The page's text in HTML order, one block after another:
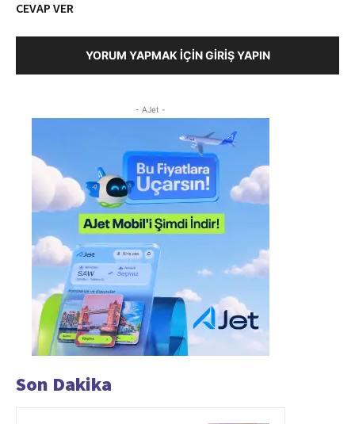
CEVAP VER
YORUM YAPMAK İÇIN GIRIŞ YAPIN
- AJet -
Son Dakika